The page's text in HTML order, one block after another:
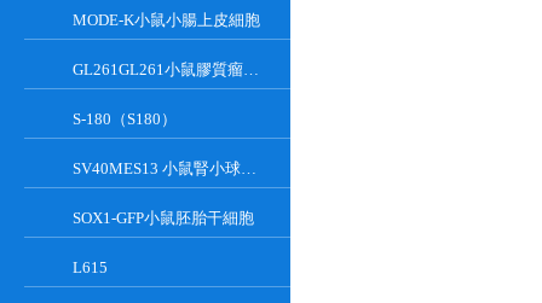
MODE-K小鼠小腸上皮細胞
GL261GL261小鼠膠質瘤細胞
S-180（S180）
SV40MES13 小鼠腎小球系膜細胞
SOX1-GFP小鼠胚胎干細胞
L615